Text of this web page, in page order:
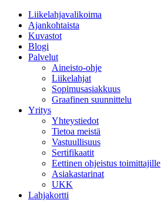
Liikelahjavalikoima
Ajankohtaista
Kuvastot
Blogi
Palvelut
Aineisto-ohje
Liikelahjat
Sopimusasiakkuus
Graafinen suunnittelu
Yritys
Yhteystiedot
Tietoa meistä
Vastuullisuus
Sertifikaatit
Eettinen ohjeistus toimittajille
Asiakastarinat
UKK
Lahjakortti